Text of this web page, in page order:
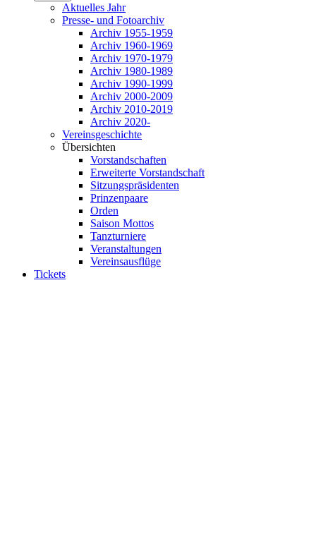
Aktuelles Jahr
Presse- und Fotoarchiv
Archiv 1955-1959
Archiv 1960-1969
Archiv 1970-1979
Archiv 1980-1989
Archiv 1990-1999
Archiv 2000-2009
Archiv 2010-2019
Archiv 2020-
Vereinsgeschichte
Übersichten
Vorstandschaften
Erweiterte Vorstandschaft
Sitzungspräsidenten
Prinzenpaare
Orden
Saison Mottos
Tanzturniere
Veranstaltungen
Vereinsausflüge
Tickets